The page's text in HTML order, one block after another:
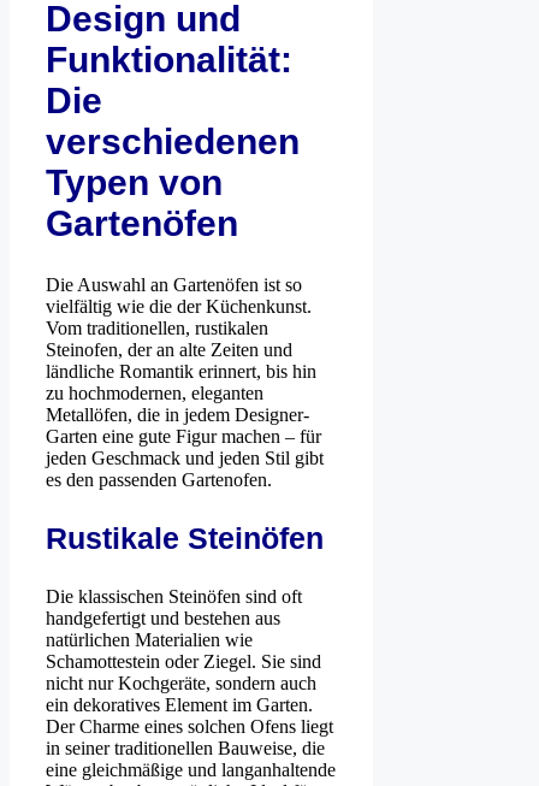
Design und
Funktionalität:
Die
verschiedenen
Typen von
Gartenöfen
Die Auswahl an Gartenöfen ist so
vielfältig wie die der Küchenkunst.
Vom traditionellen, rustikalen
Steinofen, der an alte Zeiten und
ländliche Romantik erinnert, bis hin
zu hochmodernen, eleganten
Metallöfen, die in jedem Designer-
Garten eine gute Figur machen – für
jeden Geschmack und jeden Stil gibt
es den passenden Gartenofen.
Rustikale Steinöfen
Die klassischen Steinöfen sind oft
handgefertigt und bestehen aus
natürlichen Materialien wie
Schamottestein oder Ziegel. Sie sind
nicht nur Kochgeräte, sondern auch
ein dekoratives Element im Garten.
Der Charme eines solchen Ofens liegt
in seiner traditionellen Bauweise, die
eine gleichmäßige und langanhaltende